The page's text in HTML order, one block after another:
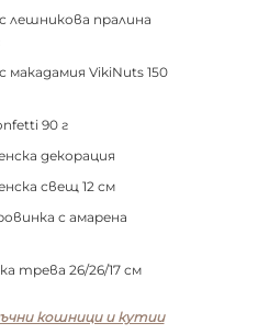
лешникова пралина
макадамия VikiNuts 150
90 г
декорация
свещ 12 см
с амарена
трева 26/26/17 см
кошници и кутии